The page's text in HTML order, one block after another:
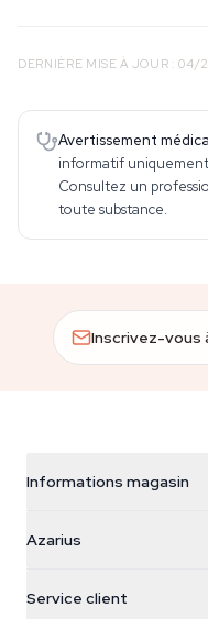
DERNIÈRE MISE À JOUR : 04/
Avertissement
informatif uniquement
Consultez un
toute substance.
Inscrivez-vous
Informations magasin
Galvaniweg 11
Nederland
Azarius
Service client